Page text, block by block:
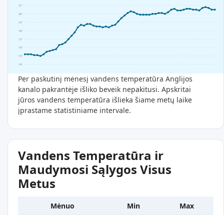
14°
15°
16°
17°
18°
19°
20°
21°
Per paskutinį mėnesį vandens temperatūra Anglijos
kanalo pakrantėje išliko beveik nepakitusi. Apskritai
jūros vandens temperatūra išlieka šiame metų laike
įprastame statistiniame intervale.
Vandens Temperatūra ir
Maudymosi Sąlygos Visus
Metus
Mėnuo Min
Max